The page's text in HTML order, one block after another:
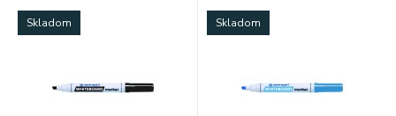
Skladom Skladom